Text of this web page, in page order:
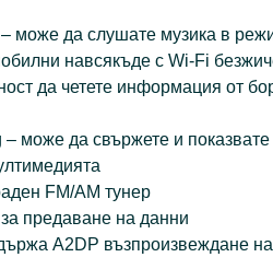
може да слушате музика в
навсякъде с Wi-Fi
да четете информация от
– може да свържете и
FM/AM тунер
предаване на данни
A2DP възпроизвеждане